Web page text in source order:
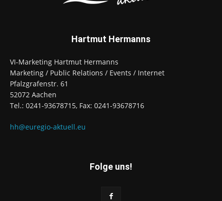
Hartmut Hermanns
VI-Marketing Hartmut Hermanns
Marketing / Public Relations / Events / Internet
Pfalzgrafenstr. 61
52072 Aachen
Tel.: 0241-93678715, Fax: 0241-93678716
hh@euregio-aktuell.eu
Folge uns!